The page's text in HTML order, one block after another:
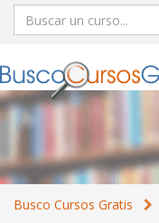
Busco Cursos Gratis